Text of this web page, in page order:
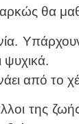
θα
ψυχικά.
από το
της